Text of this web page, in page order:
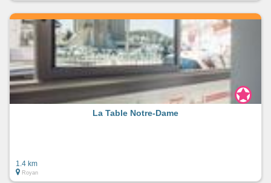
La Table Notre-Dame
1.4 km
Royan